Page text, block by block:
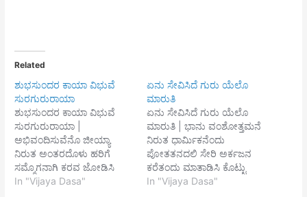
Related
ಶುಭಸುಂದರ ಕಾಯಾ ವಿಭುವೆ
ಸುರಗುರುರಾಯಾ
ಶುಭಸುಂದರ ಕಾಯಾ ವಿಭುವೆ
ಸುರಗುರುರಾಯಾ |
ಅಭಿವಂದಿಸುವೆನೊ ಜೀಯ್ಯಾ
ನಿರುತ ಅಂತರದೊಳು ಹರಿಗೆ
ಸಮ್ಮೊಗನಾಗಿ ಕರವ ಜೋಡಿಸಿ
ಬಿನ್ನೈಪಾ || ಗುರುವೆ ಎನ್ನಯ
In "Vijaya Dasa"
ಏನು ಸೇವಿಸಿದೆ ಗುರು ಯೆಲೊ
ಮಾರುತಿ
ಏನು ಸೇವಿಸಿದೆ ಗುರು ಯೆಲೊ
ಮಾರುತಿ | ಭಾನು ವಂಶೋತ್ತಮನೆ
ನಿರುತ ಧಾರ್ಮಿಕನೆಂದು
ಪೋತತನದಲಿ ಸೇರಿ ಅರ್ಕಜನ
ಕರೆತಂದು ಮಾತಾಡಿಸಿ ಕೊಟ್ಟು
ಮುದದಿ ಉದಧಿ | ಭೀತಿ ಇಲ್ಲದೆ
In "Vijaya Dasa"